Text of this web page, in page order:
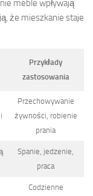
meble wpływają
że mieszkanie staje
Przykłady
zastosowania
Przechowywanie
żywności, robienie
prania
Spanie, jedzenie,
praca
Codzienne